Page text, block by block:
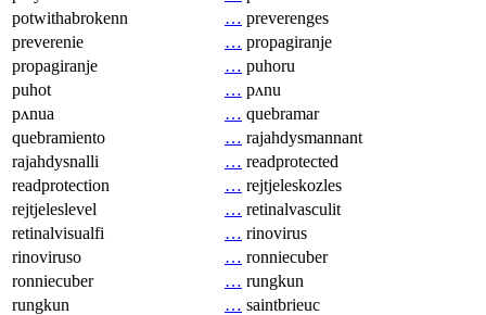
potwithabrokenn
… preverenges
preverenie
… propagiranje
propagiranje
… puhoru
puhot
… pʌnu
pʌnua
… quebramar
quebramiento
… rajahdysmannant
rajahdysnalli
… readprotected
readprotection
… rejtjeleskozles
rejtjeleslevel
… retinalvasculit
retinalvisualfi
… rinovirus
rinoviruso
… ronniecuber
ronniecuber
… rungkun
rungkun
… saintbrieuc